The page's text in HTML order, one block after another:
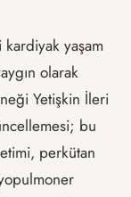
yaşam
olarak
Yetişkin İleri
bu
perkütan